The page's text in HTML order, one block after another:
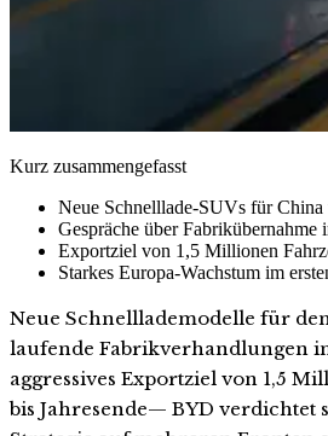
Kurz zusammengefasst
Neue Schnelllade-SUVs für China
Gespräche über Fabrikübernahme
Exportziel von 1,5 Millionen
Starkes Europa-Wachstum im
Neue Schnelllademodelle für
laufende Fabrikverhandlungen
aggressives Exportziel von 1,5
bis Jahresende— BYD verdichtet